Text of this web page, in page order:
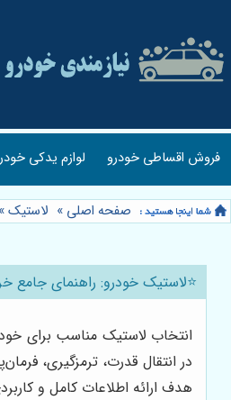
فروش اقساطی خودرو لوازم یدکی
صفحه اصلی » لاستیک»
⭐️لاستیک خودرو: راهنمای جامع
انتخاب لاستیک مناسب برای
در انتقال قدرت، ترمزگیری،
هدف ارائه اطلاعات کامل و